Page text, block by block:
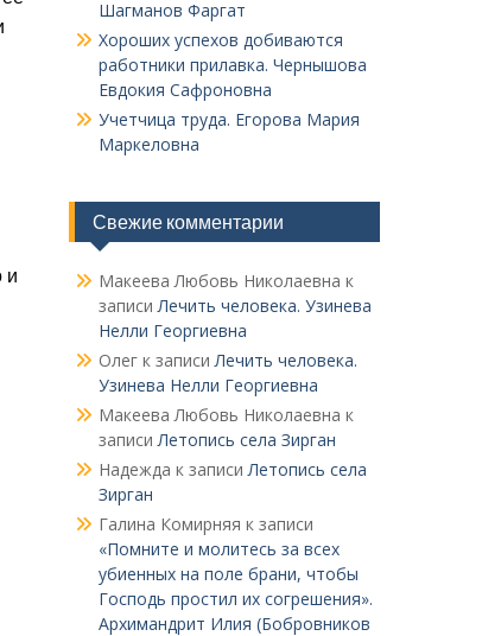
и
Шагманов Фаргат
Хороших успехов добиваются
работники прилавка. Чер­нышова
Евдокия Сафроновна
Учетчица труда. Его­рова Мария
Маркеловна
Свежие комментарии
Макеева Любовь Николаевна к
записиЛечить человека. Узинева
Нелли Георгиевна
Олегк записиЛечить человека.
Узинева Нелли Георгиевна
Макеева Любовь Николаевна к
записиЛетопись села Зирган
Надежда к записиЛетопись села
Зирган
Галина Комирняя к записи
«Помните и молитесь за всех
убиенных на поле брани, чтобы
Господь простил их согрешения».
Архимандрит Илия (Бобровников